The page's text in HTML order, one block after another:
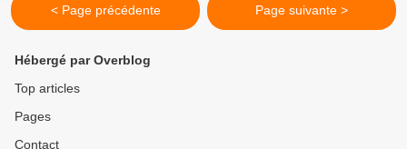
< Page précédente Page suivante >
Hébergé par Overblog
Top articles
Pages
Contact